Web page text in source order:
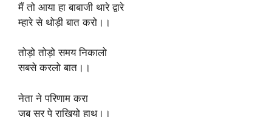
मैं तो आया हा बाबाजी थारे द्वारे
म्हारे से थोड़ी बात करो।।
तोड़ो तोड़ो समय निकालो
सबसे करलो बात।।
नेता ने परिणाम करा
जब सर पे राखियो हाथ।।